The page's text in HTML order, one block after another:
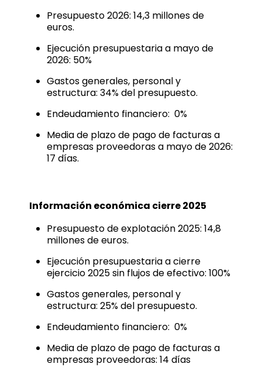
Presupuesto 2026: 14,3 millones de
euros.
Ejecución presupuestariaa mayo de
2026: 50%
Gastos generales, personal y
estructura: 34% del presupuesto.
Endeudamiento financiero: 0%
Media de plazo de pago de facturas a
empresas proveedorasa mayo de 2026:
17 días.
Información económica cierre 2025
Presupuesto de explotación2025: 14,8
millones de euros.
Ejecución presupuestaria a cierre
ejercicio2025sin flujos de efectivo: 100%
Gastos generales, personal y
estructura: 25%del presupuesto.
Endeudamiento financiero: 0%
Media de plazo de pago de facturas a
empresas proveedoras: 14 días